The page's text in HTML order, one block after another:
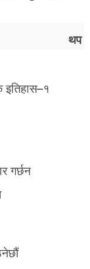
थप
इतिहास–१
गर्छन